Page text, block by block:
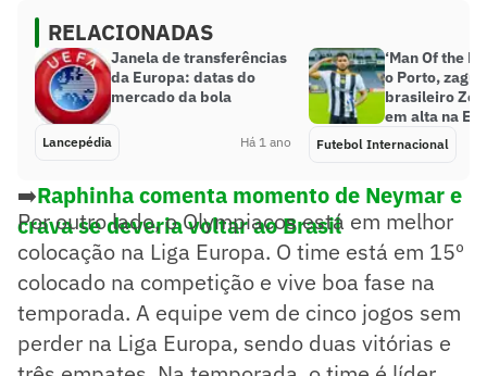
RELACIONADAS
Janela de transferências
da Europa: datas do
mercado da bola
Lancepédia Há 1 ano
‘Man Of the
o Porto,
brasileiro Zé
em alta na
Futebol Internacional
➡️Raphinha comenta momento de Neymar e
crava se deveria voltar ao Brasil
Por outro lado, o Olympiacos está em melhor
colocação na Liga Europa. O time está em 15º
colocado na competição e vive boa fase na
temporada. A equipe vem de cinco jogos sem
perder na Liga Europa, sendo duas vitórias e